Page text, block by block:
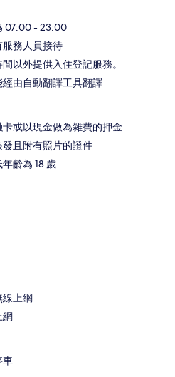
07:00 - 23:00
務人員接待
以外提供入住登記服務。
由自動翻譯工具翻譯
或以現金做為雜費的押金
且附有照片的證件
齡為 18 歲
線上網
網
車